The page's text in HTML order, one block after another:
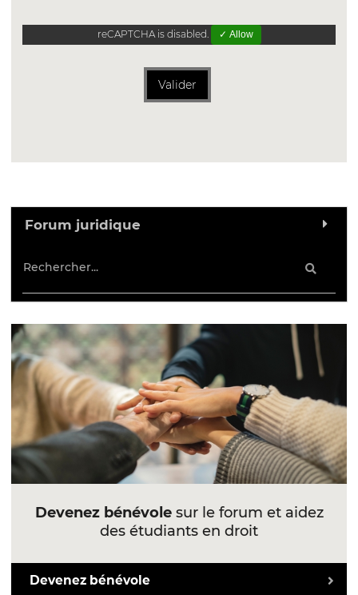
reCAPTCHA is disabled. ✓ Allow
Valider
Forum juridique
Devenez bénévolesur le forum et aidez
des étudiants en droit
Devenez bénévole